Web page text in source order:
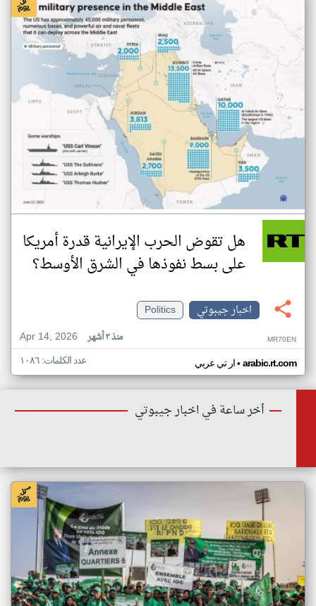
هل تقوض الحرب الإيرانية قدرة أمريكا
على بسط نفوذها في الشرق الأوسط؟
اخبار جيبوتي
Politics
Apr 14, 2026
منذ ٣ أشهر MR70EN
ار تي عربي• arabic.rt.com عدد الكلمات: ١٠٨٦
أخر ساعة في اخبار جيبوتي